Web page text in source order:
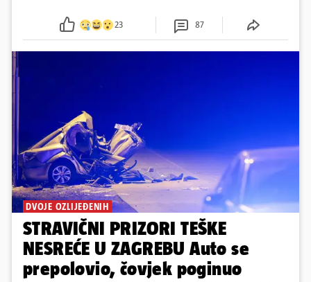
23 87
DVOJE OZLIJEĐENIH
STRAVIČNI PRIZORI TEŠKE
NESREĆE U ZAGREBU Auto se
prepolovio, čovjek poginuo